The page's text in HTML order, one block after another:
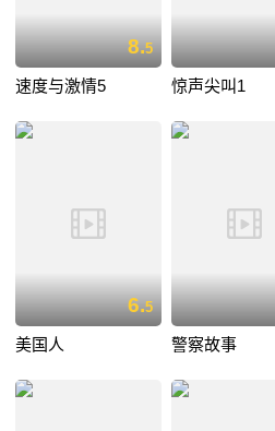
8.5
速度与激情5 惊声尖叫1
6.5
美国人 警察故事